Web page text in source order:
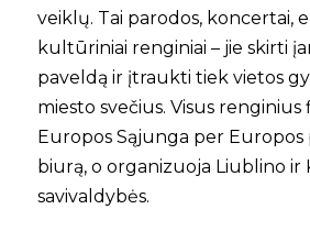
veiklų. Tai parodos, koncertai,
kultūriniai renginiai – jie skirti
paveldą ir įtraukti tiek vietos
miesto svečius. Visus renginius
Europos Sąjunga per
biurą, o organizuoja Liublino ir
savivaldybės.